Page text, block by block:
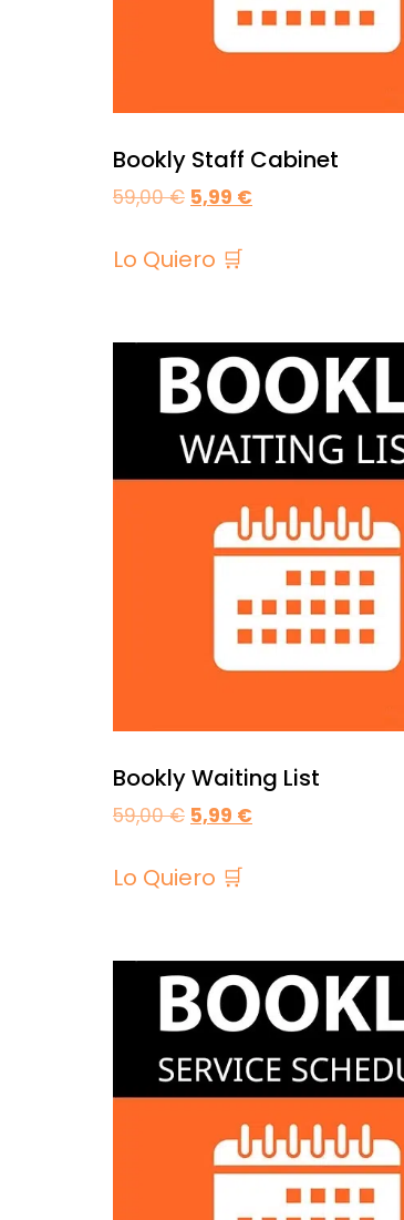
Bookly Staff Cabinet
59,00€ 5,99 €
Lo Quiero 🛒
Bookly Waiting List
59,00€ 5,99 €
Lo Quiero 🛒